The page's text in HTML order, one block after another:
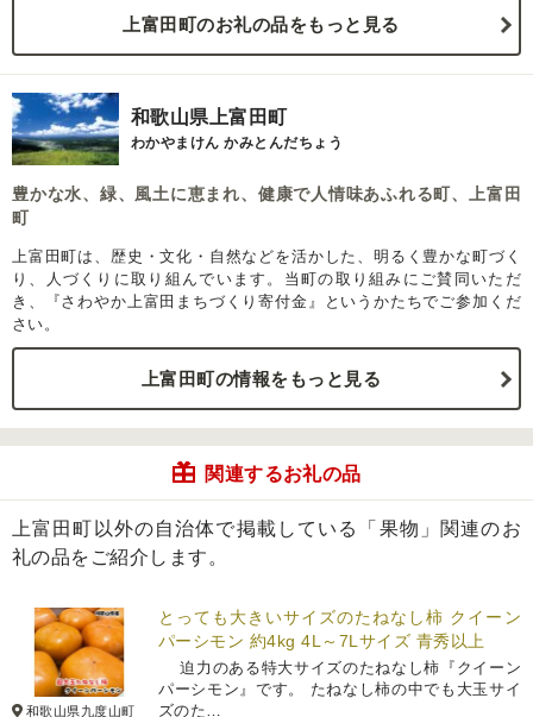
上富田町のお礼の品をもっと見る
和歌山県上富田町
わかやまけん かみとんだちょう
豊かな水、緑、風土に恵まれ、健康で人情味あふれる町、上富田
町
上富田町は、歴史・文化・自然などを活かした、明るく豊かな町づく
り、人づくりに取り組んでいます。当町の取り組みにご賛同いただ
き、『さわやか上富田まちづくり寄付金』というかたちでご参加くだ
さい。
上富田町の情報をもっと見る
関連するお礼の品
上富田町以外の自治体で掲載している「果物」関連のお
礼の品をご紹介します。
和歌山県九度山町
とっても大きいサイズのたねなし柿 クイーン
パーシモン 約4kg 4L～7Lサイズ 青秀以上
迫力のある特大サイズのたねなし柿『クイーン
パーシモン』です。 たねなし柿の中でも大玉サイ
ズのた…